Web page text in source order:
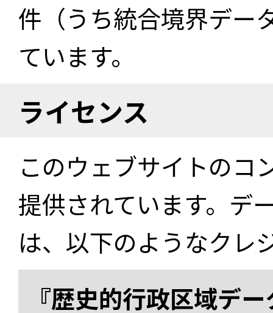
件（うち統合境界デー
ています。
ライセンス
このウェブサイトのコ
提供されています。デ
は、以下のようなクレ
『歴史的行政区域デ